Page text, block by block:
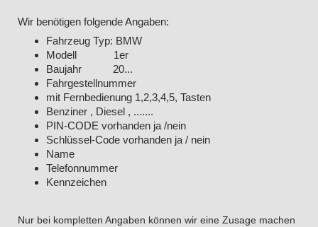
Wir benötigen folgende Angaben:
Fahrzeug Typ: BMW
Modell 1er
Baujahr 20...
Fahrgestellnummer
mit Fernbedienung 1,2,3,4,5, Tasten
Benziner , Diesel , .......
PIN-CODE vorhanden ja /nein
Schlüssel-Code vorhanden ja / nein
Name
Telefonnummer
Kennzeichen
Nur bei kompletten Angaben können wir eine Zusage machen